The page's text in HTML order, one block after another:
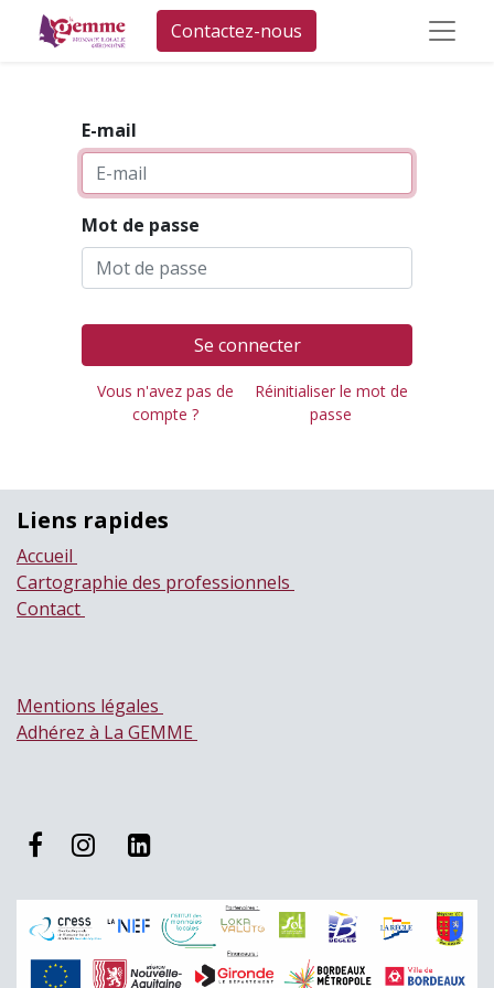
Contactez-nous
E-mail
Mot de passe
Se connecter
Vous n'avez pas de
compte ?
Réinitialiser le mot de
passe
Liens rapides
Accueil
Cartographie des professionnels
Contact
Mentions légales
Adhérez à La GEMME